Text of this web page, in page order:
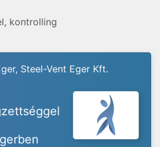
kontrolling
Steel-Vent Eger Kft.